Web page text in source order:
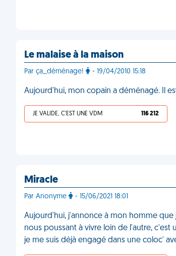
Le malaise à la maison
Par ça_déménage! - 19/04/2010 15:18
Aujourd'hui, mon copain a déménagé. Il
JE VALIDE, C'EST UNE VDM 116 212
Miracle
Par Anonyme - 15/06/2021 18:01
Aujourd'hui, j'annonce à mon homme
nous poussant à vivre loin de l'autre, c'est
je me suis déjà engagé dans une coloc'